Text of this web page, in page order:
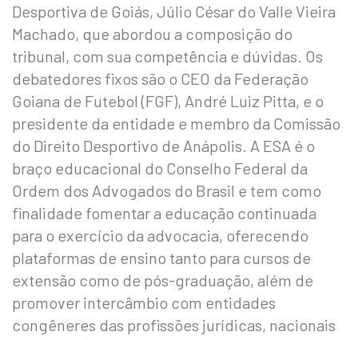
Desportiva de Goiás, Júlio César do Valle Vieira
Machado, que abordou a composição do
tribunal, com sua competência e dúvidas. Os
debatedores fixos são o CEO da Federação
Goiana de Futebol (FGF), André Luiz Pitta, e o
presidente da entidade e membro da Comissão
do Direito Desportivo de Anápolis. A ESA é o
braço educacional do Conselho Federal da
Ordem dos Advogados do Brasil e tem como
finalidade fomentar a educação continuada
para o exercício da advocacia, oferecendo
plataformas de ensino tanto para cursos de
extensão como de pós-graduação, além de
promover intercâmbio com entidades
congêneres das profissões jurídicas, nacionais